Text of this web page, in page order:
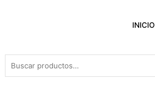
INICIO